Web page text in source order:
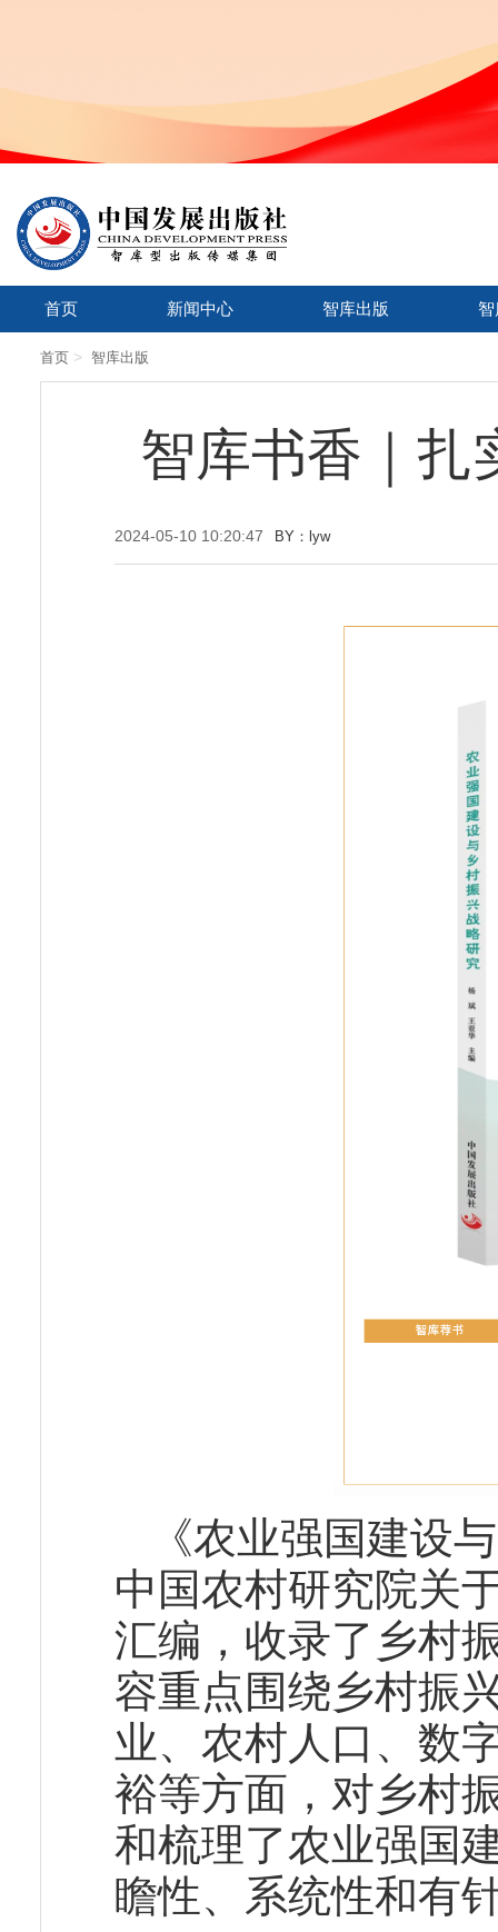
首页 新闻中心 智库出版
首页 > 智库出版
智库书香｜扎
2024-05-10 10:20:47 BY：lyw
《农业强国建设
中国农村研究院关
汇编，收录了乡村
容重点围绕乡村振
业、农村人口、数
裕等方面，对乡村
和梳理了农业强国
瞻性、系统性和有